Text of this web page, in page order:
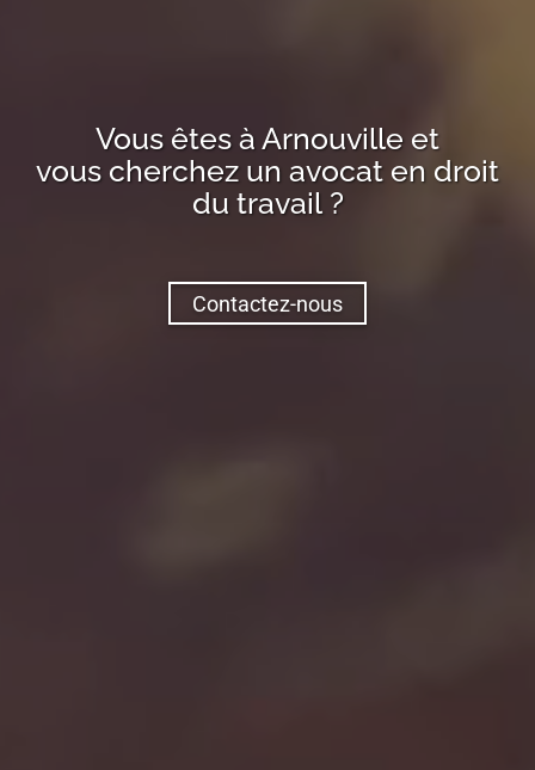
Vous êtes à Arnouville et
vous cherchez un avocat en droit
du travail ?
Contactez-nous